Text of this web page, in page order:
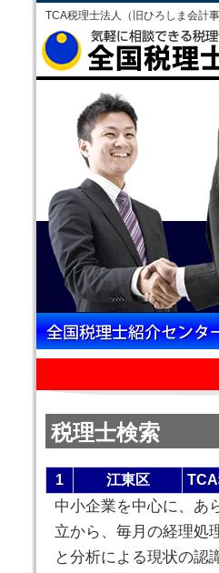
TCA税理士法人（旧ひろしま会計
税理士検索
1 江東区
中小企業を中心に、あ
立から、毎月の経理処
と分析による現状の認